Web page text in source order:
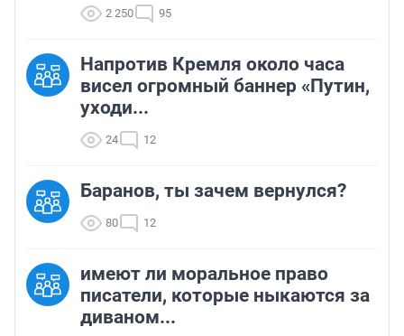
2 250 95
Напротив Кремля около часа
висел огромный баннер «Путин,
уходи...
24 12
Баранов, ты зачем вернулся?
80 12
имеют ли моральное право
писатели, которые ныкаются за
диваном...